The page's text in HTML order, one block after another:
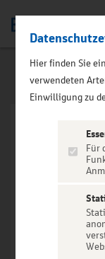
Hier finden Sie
verwendeten
Einwilligung zu
Für